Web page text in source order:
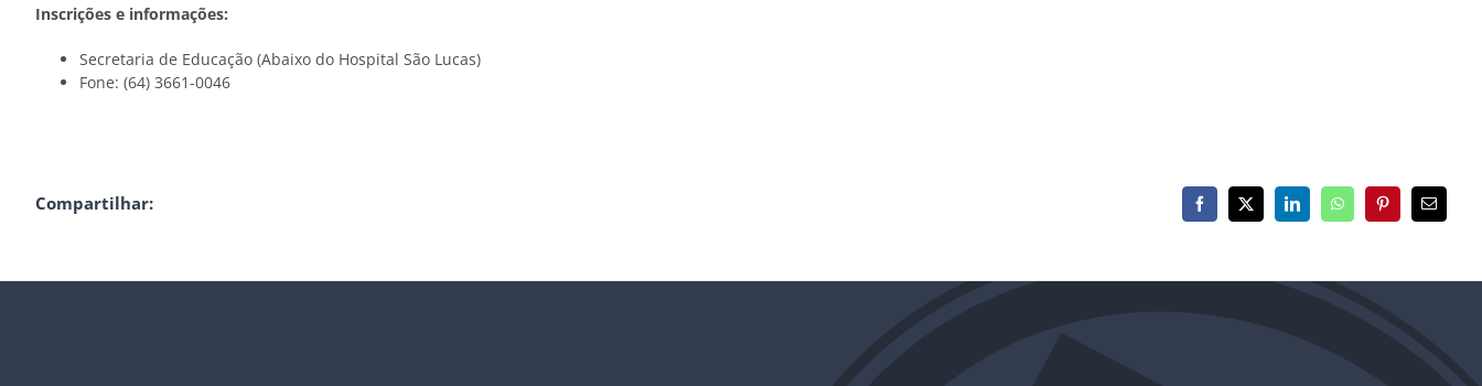
Inscrições e informações:
Secretaria de Educação (Abaixo do Hospital São Lucas)
Fone: (64) 3661-0046
Compartilhar: Facebook
X LinkedInWhatsAppPinterest
E-
mail